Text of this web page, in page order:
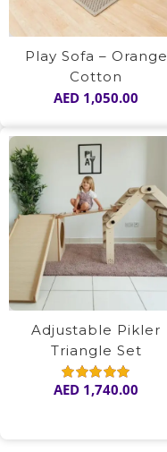
Play Sofa – Orange
Cotton
AED 1,050.00
Adjustable Pikler
Triangle Set
Rated5.00
AED 1,740.00